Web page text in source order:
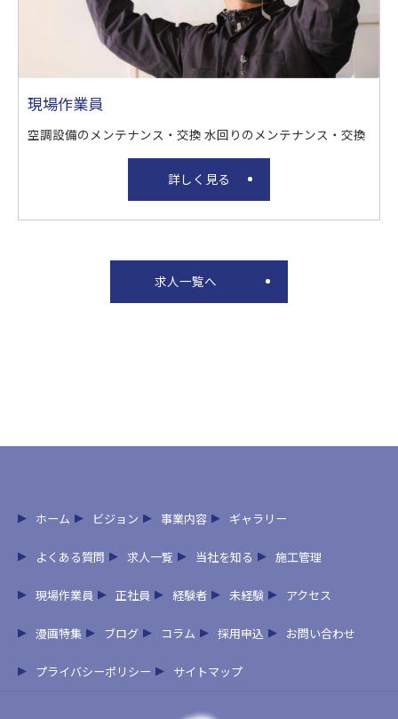
現場作業員
空調設備のメンテナンス・交換 水回りのメンテナンス・交換
詳しく見る
求人一覧へ
ホーム ビジョン 事業内容 ギャラリー
よくある質問 求人一覧 当社を知る 施工管理
現場作業員 正社員 経験者 未経験 アクセス
漫画特集 ブログ コラム 採用申込 お問い合わせ
プライバシーポリシー サイトマップ